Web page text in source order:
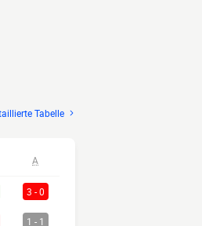
Tabelle
A
3 - 0
1 - 1